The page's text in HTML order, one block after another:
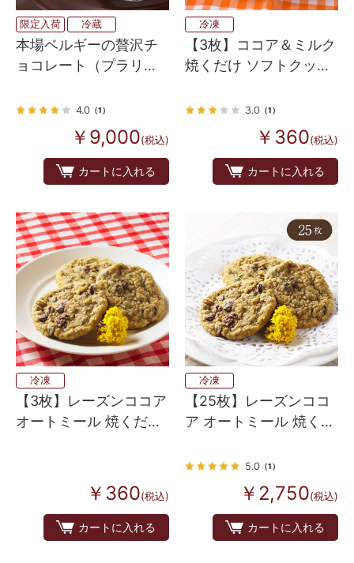
限定入荷 冷蔵
本場ベルギーの贅沢チ
ョコレート（プラリー
4.0 （1）
￥9,000(税込)
カートに入れる
冷凍
【3枚】ココア＆ミルク
焼くだけ ソフトクッキ
ームメイドタイプ）
3.0（1）
￥360(税込)
カートに入れる
冷凍
【3枚】レーズンココア
オートミール 焼くだけ
イドタイプ）￥360(税込)
カートに入れる
冷凍
【25枚】レーズンココ
ア オートミール 焼くだ
（アメリカンホームメ
イドタイプ）
5.0（1）
￥2,750(税込)
カートに入れる